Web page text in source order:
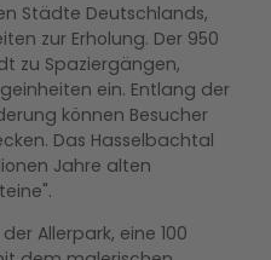
Städte Deutschlands,
zur Erholung. Der 950
zu Spaziergängen,
ein. Entlang der
können Besucher
Das Hasselbachtal
Jahre alten
Allerpark, eine 100